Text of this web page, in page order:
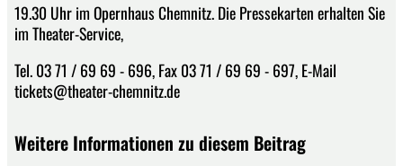
19.30 Uhr im Opernhaus Chemnitz. Die Pressekarten erhalten Sie
im Theater-Service,
Tel. 03 71 / 69 69 - 696, Fax 03 71 / 69 69 - 697, E-Mail
tickets@theater-chemnitz.de
Weitere Informationen zu diesem Beitrag